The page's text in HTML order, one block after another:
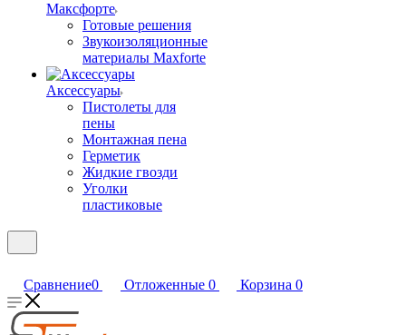
Максфорте
Готовые решения
Звукоизоляционные
материалы Maxforte
Аксессуары
Пистолеты для
пены
Монтажная пена
Герметик
Жидкие гвозди
Уголки
пластиковые
Сравнение0 Отложенные 0 Корзина 0